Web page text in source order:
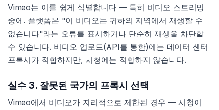
Vimeo는 이를 쉽게 식별합니다 — 특히 비디오 스트리밍
중에. 플랫폼은 "이 비디오는 귀하의 지역에서 재생할 수
없습니다"라는 오류를 표시하거나 단순히 재생을 차단할
수 있습니다. 비디오 업로드(API를 통한)에는 데이터 센터
프록시가 적합하지만, 시청에는 적합하지 않습니다.
실수 3. 잘못된 국가의 프록시 선택
Vimeo에서 비디오가 지리적으로 제한된 경우 — 시청이